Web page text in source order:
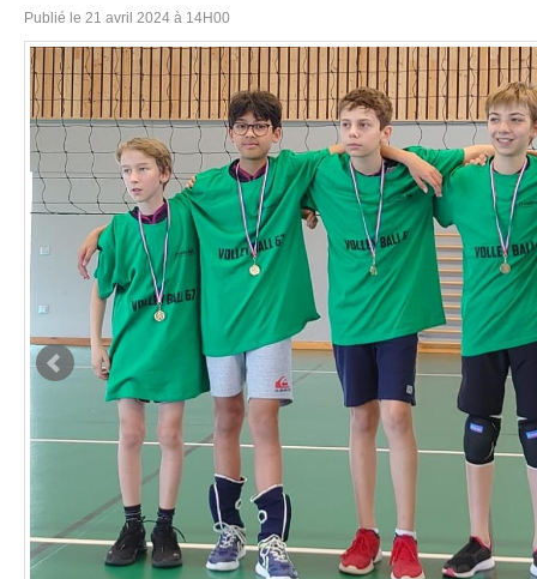
Publié le 21 avril 2024 à 14H00